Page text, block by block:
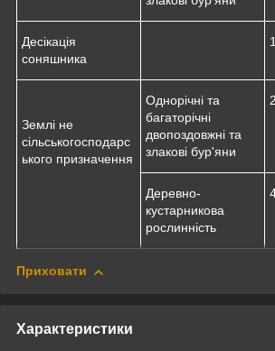
Десікація
соняшника
Землі не
сільськогосподарс
ького призначення
Однорічні та
багаторічні
двопоздовжні та
злакові бур'яни
Деревно-
кустарникова
рослинність
Приховати
Характеристики